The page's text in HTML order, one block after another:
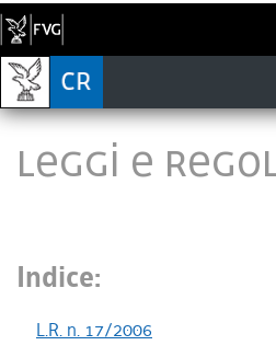
LEGGI E
Indice:
L.R. n. 17/2006